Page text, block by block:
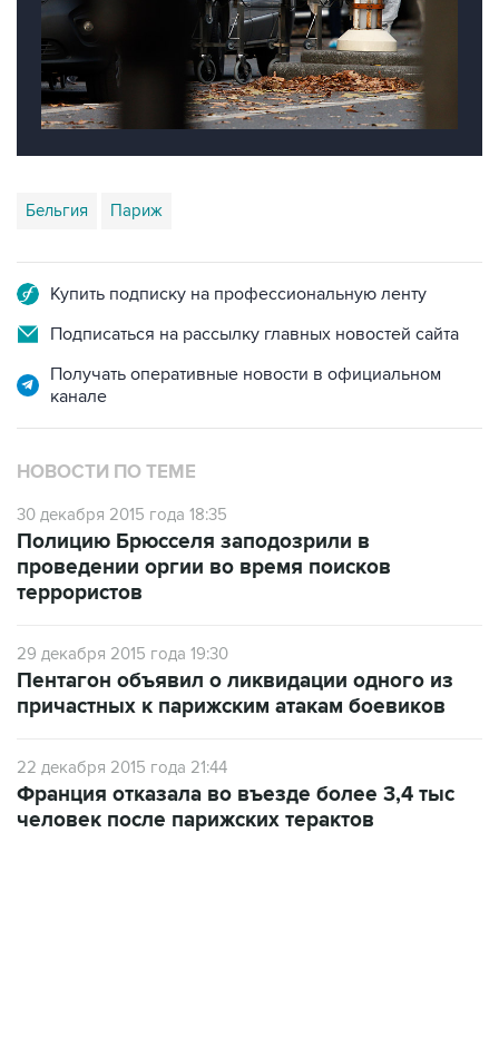
Бельгия Париж
Купить подписку на профессиональную ленту
Подписаться на рассылку главных новостей сайта
Получать оперативные новости в официальном
канале
НОВОСТИ ПО ТЕМЕ
30 декабря 2015 года 18:35
Полицию Брюсселя заподозрили в
проведении оргии во время поисков
террористов
29 декабря 2015 года 19:30
Пентагон объявил о ликвидации одного из
причастных к парижским атакам боевиков
22 декабря 2015 года 21:44
Франция отказала во въезде более 3,4 тыс
человек после парижских терактов